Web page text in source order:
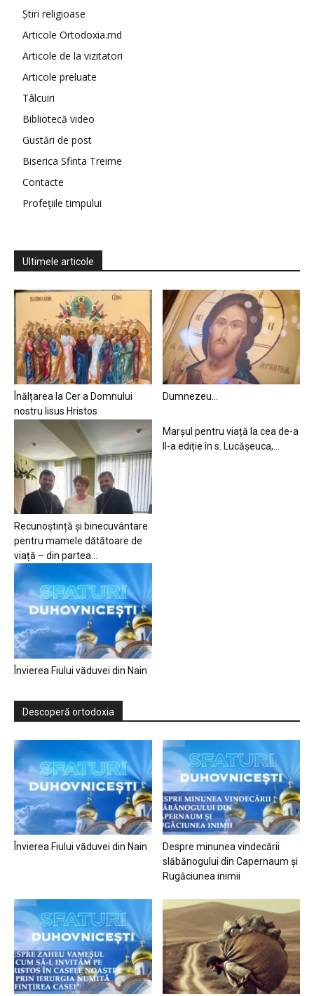
Știri religioase
Articole Ortodoxia.md
Articole de la vizitatori
Articole preluate
Tâlcuiri
Bibliotecă video
Gustări de post
Biserica Sfinta Treime
Contacte
Profețiile timpului
Ultimele articole
Înălțarea la Cer a Domnului
nostru Iisus Hristos
Dumnezeu…
Recunoștință și binecuvântare
pentru mamele dătătoare de
viață – din partea...
Marșul pentru viață la cea de-a
II-a ediție în s. Lucășeuca,...
Învierea Fiului văduvei din Nain
Descoperă ortodoxia
Învierea Fiului văduvei din Nain
Despre minunea vindecării
slăbănogului din Capernaum și
Rugăciunea inimii